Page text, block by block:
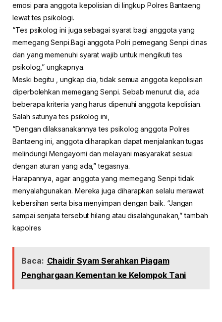
emosi para anggota kepolisian di lingkup Polres Bantaeng
lewat tes psikologi.
“Tes psikolog ini juga sebagai syarat bagi anggota yang
memegang Senpi.Bagi anggota Polri pemegang Senpi dinas
dan yang memenuhi syarat wajib untuk mengikuti tes
psikolog,” ungkapnya.
Meski begitu , ungkap dia, tidak semua anggota kepolisian
diperbolehkan memegang Senpi. Sebab menurut dia, ada
beberapa kriteria yang harus dipenuhi anggota kepolisian.
Salah satunya tes psikolog ini,
“Dengan dilaksanakannya tes psikolog anggota Polres
Bantaeng ini, anggota diharapkan dapat menjalankan tugas
melindungi Mengayomi dan melayani masyarakat sesuai
dengan aturan yang ada,” tegasnya.
Harapannya, agar anggota yang memegang Senpi tidak
menyalahgunakan. Mereka juga diharapkan selalu merawat
kebersihan serta bisa menyimpan dengan baik. “Jangan
sampai senjata tersebut hilang atau disalahgunakan,” tambah
kapolres
Baca: Chaidir Syam Serahkan Piagam
Penghargaan Kementan ke Kelompok Tani